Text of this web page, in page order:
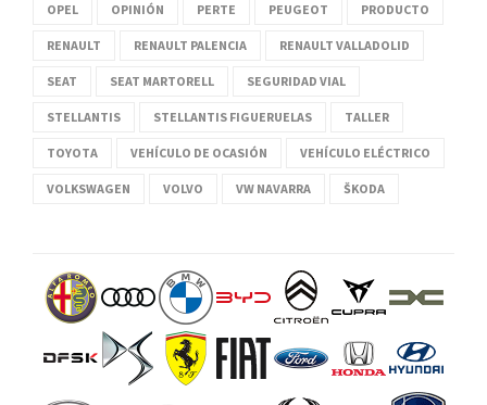
OPEL OPINIÓN PERTE PEUGEOT PRODUCTO
RENAULT RENAULT PALENCIA RENAULT VALLADOLID
SEAT SEAT MARTORELL SEGURIDAD VIAL
STELLANTIS STELLANTIS FIGUERUELAS TALLER
TOYOTA VEHÍCULO DE OCASIÓN VEHÍCULO ELÉCTRICO
VOLKSWAGEN VOLVO VW NAVARRA ŠKODA